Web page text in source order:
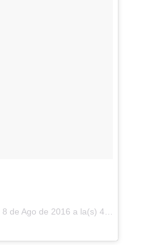
8 de Ago de 2016 a la(s) 4:11 PDT